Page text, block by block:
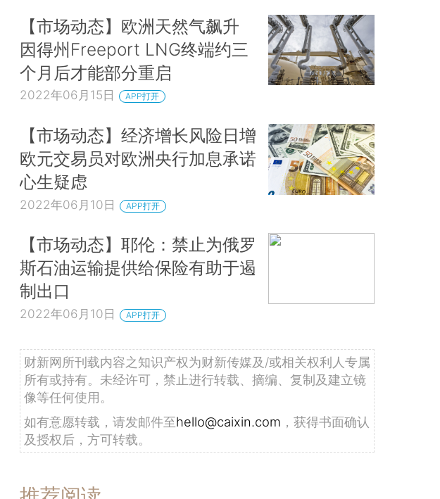
【市场动态】欧洲天然气飙升
因得州Freeport LNG终端约三
个月后才能部分重启
2022年06月15日 APP打开
【市场动态】经济增长风险日增
欧元交易员对欧洲央行加息承诺
心生疑虑
2022年06月10日 APP打开
【市场动态】耶伦：禁止为俄罗
斯石油运输提供给保险有助于遏
制出口
2022年06月10日 APP打开
财新网所刊载内容之知识产权为财新传媒及/或相关权利人专属
所有或持有。未经许可，禁止进行转载、摘编、复制及建立镜
像等任何使用。
如有意愿转载，请发邮件至hello@caixin.com ，获得书面确认
及授权后，方可转载。